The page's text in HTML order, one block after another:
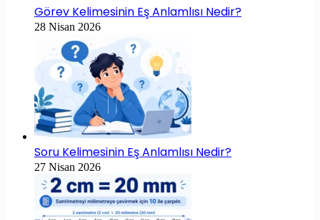
Görev Kelimesinin Eş Anlamlısı Nedir?
28 Nisan 2026
Soru Kelimesinin Eş Anlamlısı Nedir?
27 Nisan 2026